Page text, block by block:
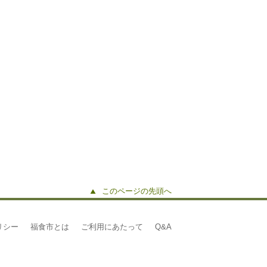
このページの先頭へ
Q&A
ご利用にあたって
福食市とは
シー